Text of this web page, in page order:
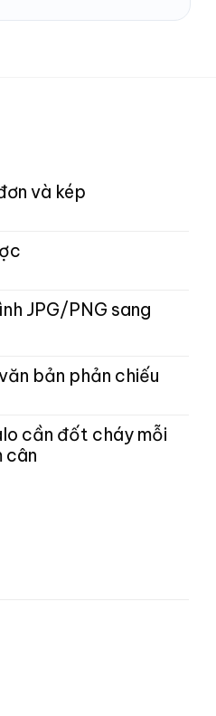
và kép
JPG/PNG sang
bản phản chiếu
cần đốt cháy mỗi
cân